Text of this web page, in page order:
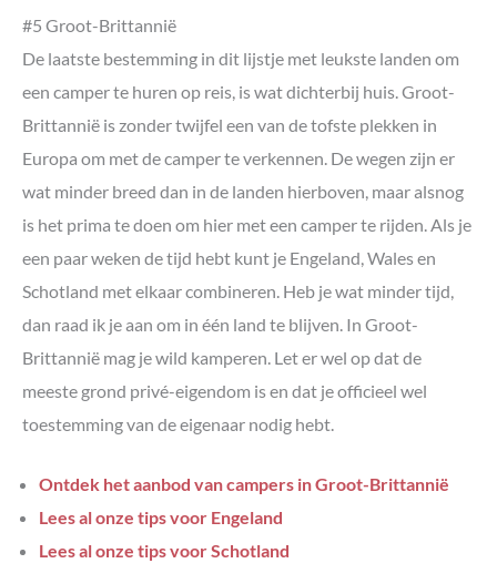
#5 Groot-Brittannië
De laatste bestemming in dit lijstje met leukste landen om
een camper te huren op reis, is wat dichterbij huis. Groot-
Brittannië is zonder twijfel een van de tofste plekken in
Europa om met de camper te verkennen. De wegen zijn er
wat minder breed dan in de landen hierboven, maar alsnog
is het prima te doen om hier met een camper te rijden. Als je
een paar weken de tijd hebt kunt je Engeland, Wales en
Schotland met elkaar combineren. Heb je wat minder tijd,
dan raad ik je aan om in één land te blijven. In Groot-
Brittannië mag je wild kamperen. Let er wel op dat de
meeste grond privé-eigendom is en dat je officieel wel
toestemming van de eigenaar nodig hebt.
Ontdek het aanbod van campers in Groot-Brittannië
Lees al onze tips voor Engeland
Lees al onze tips voor Schotland